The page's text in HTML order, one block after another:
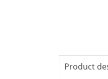
Product